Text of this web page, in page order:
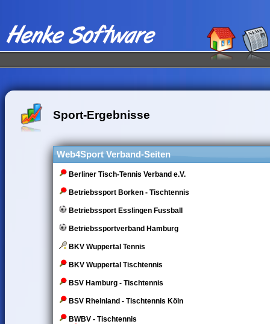
Sport-Ergebnisse
Web4Sport Verband-Seiten
Berliner Tisch-Tennis Verband e.V.
Betriebssport Borken - Tischtennis
Betriebssport Esslingen Fussball
Betriebssportverband Hamburg
BKV Wuppertal Tennis
BKV Wuppertal Tischtennis
BSV Hamburg - Tischtennis
BSV Rheinland - Tischtennis Köln
BWBV - Tischtennis